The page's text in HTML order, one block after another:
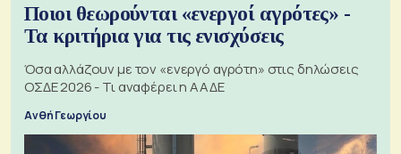
Ποιοι θεωρούνται «ενεργοί αγρότες» -
Τα κριτήρια για τις ενισχύσεις
Όσα αλλάζουν με τον «ενεργό αγρότη» στις δηλώσεις
ΟΣΔΕ 2026 - Τι αναφέρει η ΑΑΔΕ
Ανθή Γεωργίου